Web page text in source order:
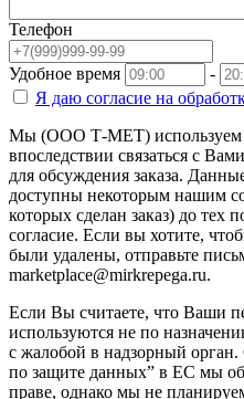
Телефон
Удобное время
-
Я даю согласие на
Мы (ООО Т-МЕТ) используем
впоследствии связаться с
для обсуждения заказа.
доступны некоторым нашим
которых сделан заказ) до тех
согласие. Если вы хотите,
были удалены, отправьте
marketplace@mirkrepega.ru.
Если Вы считаете, что Ваши
используются не по
с жалобой в надзорный
по защите данных” в ЕС мы
праве, однако мы не